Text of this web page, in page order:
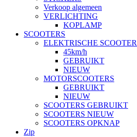
Verkoop algemeen
VERLICHTING
KOPLAMP
SCOOTERS
ELEKTRISCHE
45km/h
GEBRUIKT
NIEUW
MOTORSCOOTERS
GEBRUIKT
NIEUW
SCOOTERS GEBRUIKT
SCOOTERS NIEUW
SCOOTERS OPKNAP
Zip